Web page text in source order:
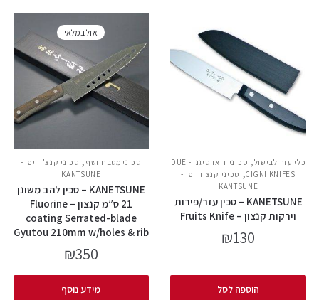
כלי עזר לבישול,
סכיני דואו סיגני - DUE
CIGNI KNIFES
, סכיני קנצ'ון יפן -
KANTSUNE
KANETSUNE – סכין עזר/פירות
וירקות קנצון – Fruits Knife
₪130
הוספה לסל
אזל במלאי
סכיני מטבח ושף , סכיני קנצ'ון יפן -
KANTSUNE
KANETSUNE – סכין להב משונן
21 ס”מ קנצון – Fluorine
coating Serrated-blade
Gyutou 210mm w/holes & rib
₪350
מידע נוסף